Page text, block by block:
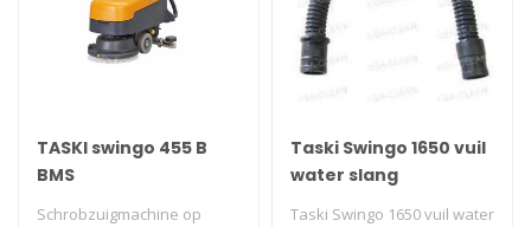
TASKI swingo 455 B
BMS
Schrobzuigmachine op
Taski Swingo 1650 vuil
water slang
Taski Swingo 1650 vuil water